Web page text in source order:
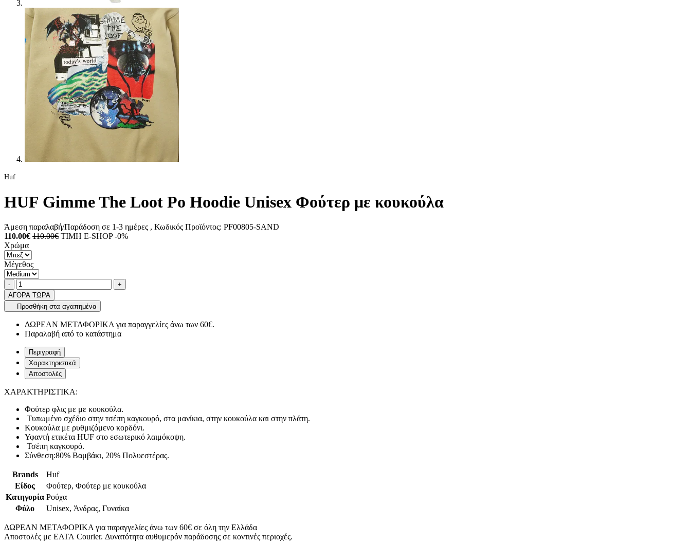
Huf
HUF Gimme The Loot Po Hoodie Unisex Φούτερ με κουκούλα
Άμεση παραλαβή/Παράδοση σε 1-3 ημέρες , Κωδικός Προϊόντος: PF00805-SAND
110.00€ 110.00€ ΤΙΜΗ E-SHOP -0%
Χρώμα
Μέγεθος
Ποσότητα
-product.increase.quantity +
ΑΓΟΡΑ ΤΩΡΑ
Προσθήκη στα αγαπημένα
ΔΩΡΕΑΝ ΜΕΤΑΦΟΡΙΚΑ για παραγγελίες άνω των 60€.
Παραλαβή από το κατάστημα
Περιγραφή
Χαρακτηριστικά
Αποστολές
ΧΑΡΑΚΤΗΡΙΣΤΙΚΑ:
Φούτερ φλις με με κουκούλα.
Τυπωμένο σχέδιο στην τσέπη καγκουρό, στα μανίκια, στην κουκούλα και στην πλάτη.
Κουκούλα με ρυθμιζόμενο κορδόνι.
Υφαντή ετικέτα HUF στο εσωτερικό λαιμόκοψη.
Τσέπη καγκουρό.
Σύνθεση:80% Βαμβάκι, 20% Πολυεστέρας.
Brands
Huf
Είδος
Φούτερ, Φούτερ με κουκούλα
Κατηγορία Ρούχα
Φύλο
Unisex, Άνδρας, Γυναίκα
ΔΩΡΕΑΝ ΜΕΤΑΦΟΡΙΚΑ για παραγγελίες άνω των 60€ σε όλη την Ελλάδα
Αποστολές με ΕΛΤΑ Courier. Δυνατότητα αυθυμερόν παράδοσης σε κοντινές περιοχές.